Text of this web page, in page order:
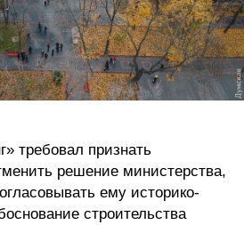
требовал признать
решение министерства,
ему историко-
строительства